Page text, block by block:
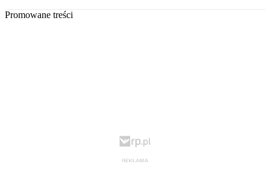
Promowane treści